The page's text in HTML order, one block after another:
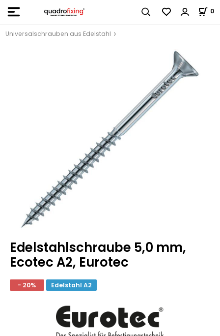
0
Universalschrauben aus Edelstahl
Edelstahlschraube 5,0 mm,
Ecotec A2, Eurotec
- 20% Edelstahl A2